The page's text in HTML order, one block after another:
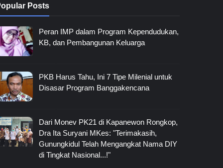
Posts
Peran IMP dalam Program Kependudukan,
KB, dan Pembangunan Keluarga
PKB Harus Tahu, Ini 7 Tipe Milenial untuk
Disasar Program Banggakencana
Dari Monev PK21 di Kapanewon Rongkop,
Dra Ita Suryani MKes: "Terimakasih,
Gunungkidul Telah Mengangkat Nama DIY
di Tingkat Nasional...!"